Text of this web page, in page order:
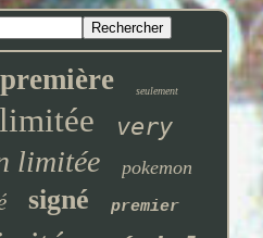
première seulement
limitée very
limitée pokemon
signé premier